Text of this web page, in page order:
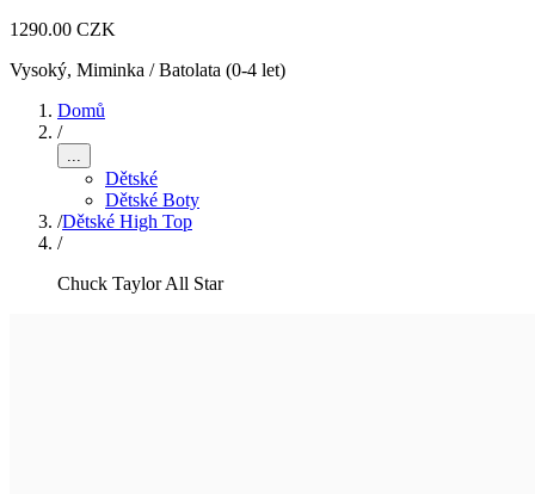
1290.00 CZK
Vysoký, Miminka / Batolata (0-4 let)
Domů
/
...
Dětské
Dětské Boty
/Dětské High Top
/
Chuck Taylor All Star